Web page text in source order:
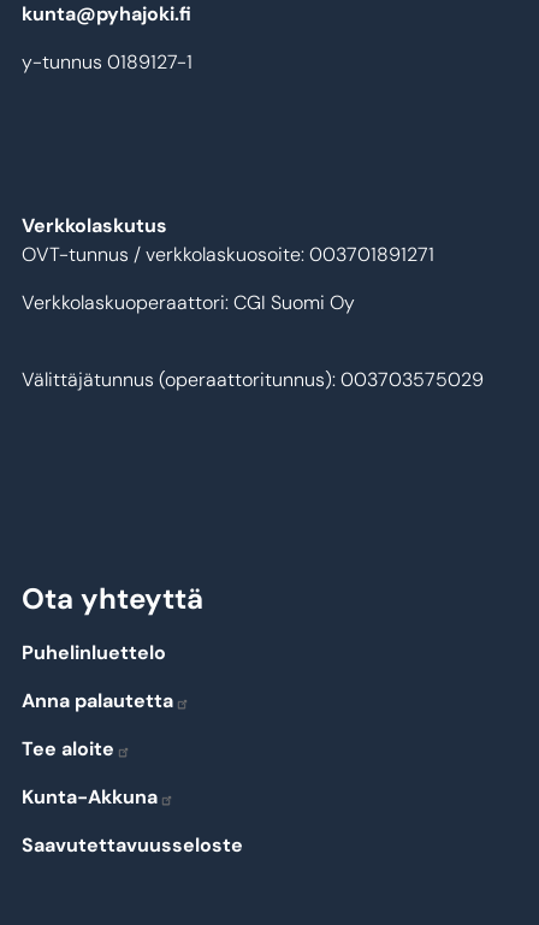
kunta@pyhajoki.fi
y-tunnus 0189127-1
Verkkolaskutus
OVT-tunnus / verkkolaskuosoite: 003701891271
Verkkolaskuoperaattori: CGI Suomi Oy
Välittäjätunnus (operaattoritunnus): 003703575029
Ota yhteyttä
Puhelinluettelo
Anna palautetta
Tee aloite
Kunta-Akkuna
Saavutettavuusseloste